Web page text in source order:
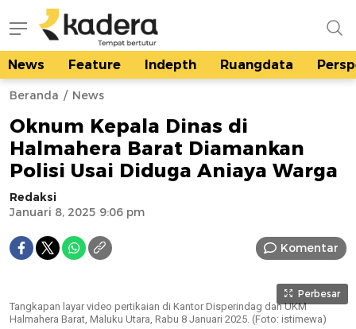
kadera.id
Tempat bertutur
News Feature Indepth Ruangdata
Beranda News
Oknum Kepala Dinas di
Halmahera Barat Diamankan
Polisi Usai Diduga Aniaya Warga
Redaksi
Januari 8, 2025 9:06 pm
Komentar
Perbesar
Tangkapan layar video pertikaian di Kantor Disperindag dan UKM
Halmahera Barat, Maluku Utara, Rabu 8 Januari 2025. (Foto: istimewa)